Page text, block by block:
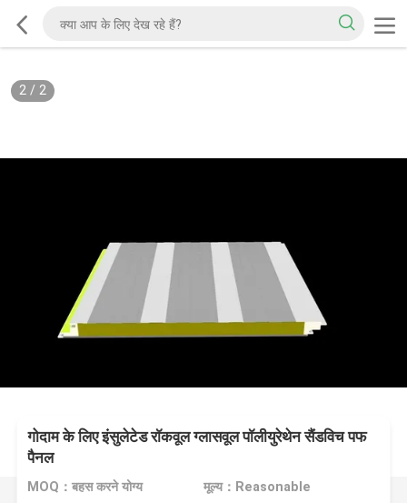
2/ 2
गोदाम के लिए इंसुलेटेड रॉकवूल ग्लासवूल पॉलीयुरेथेन सैंडविच पफ
पैनल
MOQ：बहस करने योग्य मूल्य：Reasonable